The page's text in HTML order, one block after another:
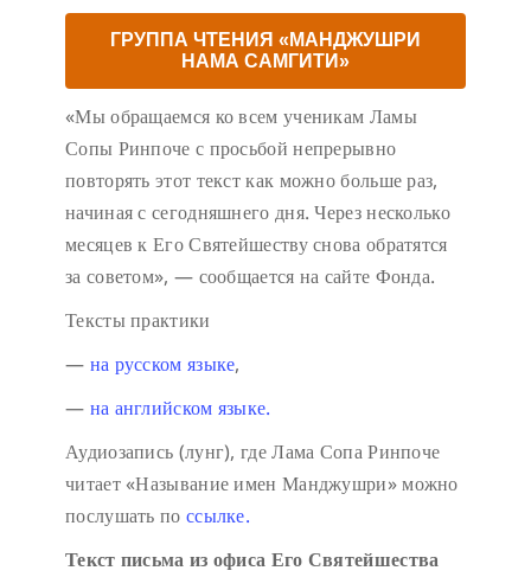
ГРУППА ЧТЕНИЯ «МАНДЖУШРИ
НАМА САМГИТИ»
«Мы обращаемся ко всем ученикам Ламы
Сопы Ринпоче с просьбой непрерывно
повторять этот текст как можно больше раз,
начиная с сегодняшнего дня. Через несколько
месяцев к Его Святейшеству снова обратятся
за советом», — сообщается на сайте Фонда.
Тексты практики
— на русском языке,
— на английском языке.
Аудиозапись (лунг), где Лама Сопа Ринпоче
читает «Называние имен Манджушри» можно
послушать по ссылке.
Текст письма из офиса Его Святейшества